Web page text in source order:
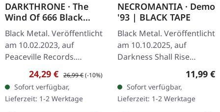
DARKTHRONE · The
Wind Of 666 Black
Hearts (Volume II) |
BLACK LP
Black Metal. Veröffentlicht
am 10.02.2023, auf
Peaceville Records.
Schwarzes Vinyl. The
Wind Of 666 Black Hearts
Vol Two präsentiert eine
fesselnde…
Verkaufspreis:
24,29 € Regulärer Preis:
26,99 €(-10%)
Sofort verfügbar,
Lieferzeit: 1-2 Werktage
NECROMANTIA · Demo
'93 | BLACK TAPE
Black Metal. Veröffentlicht
am 10.10.2025, auf
Darkness Shall Rise
Productions. Schwarze
Musik-Kassette mit 3-
teiligem J-Card. Replik des
originalen…
11,99 €
Sofort verfügbar,
Lieferzeit: 1-2 Werktage